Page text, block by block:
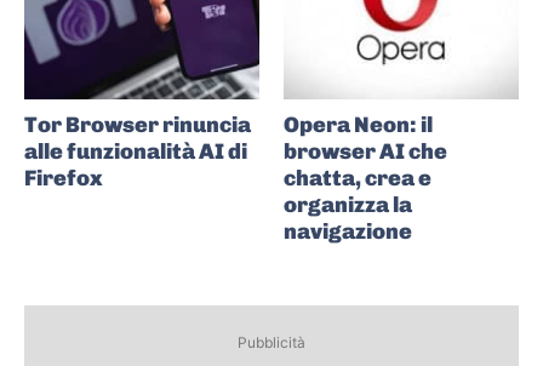
Tor Browser rinuncia
alle funzionalità AI di
Firefox
Opera Neon: il
browser AI che
chatta, crea e
organizza la
navigazione
Pubblicità